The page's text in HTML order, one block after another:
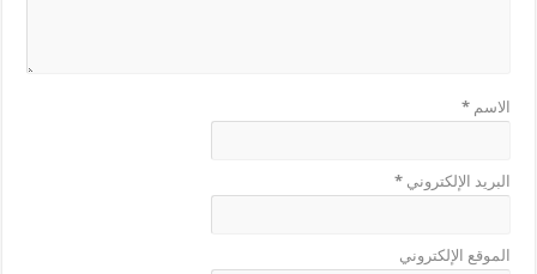
الاسم*
البريد الإلكتروني*
الموقع الإلكتروني